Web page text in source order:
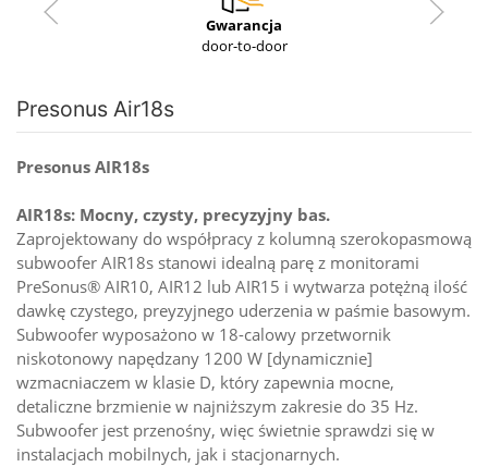
Gwarancja
door-to-door
Presonus Air18s
Presonus AIR18s
AIR18s: Mocny, czysty, precyzyjny bas.
Zaprojektowany do współpracy z kolumną szerokopasmową
subwoofer AIR18s stanowi idealną parę z monitorami
PreSonus® AIR10, AIR12 lub AIR15 i wytwarza potężną ilość
dawkę czystego, preyzyjnego uderzenia w paśmie basowym.
Subwoofer wyposażono w 18-calowy przetwornik
niskotonowy napędzany 1200 W [dynamicznie]
wzmacniaczem w klasie D, który zapewnia mocne,
detaliczne brzmienie w najniższym zakresie do 35 Hz.
Subwoofer jest przenośny, więc świetnie sprawdzi się w
instalacjach mobilnych, jak i stacjonarnych.